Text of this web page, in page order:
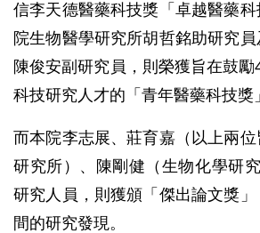
信李天德醫藥科技獎「卓越醫藥
院生物醫學研究所胡哲銘助研究
陳俊安副研究員，則榮獲旨在鼓
科技研究人才的「青年醫藥科技獎
而本院李志展、莊育嘉（以上兩
研究所）、陳剛健（生物化學研
研究人員，則獲頒「傑出論文獎
間的研究發現。